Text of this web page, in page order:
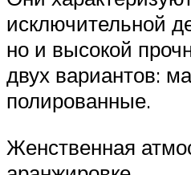
исключительной
но и высокой
двух вариантов:
полированные.
Женственная